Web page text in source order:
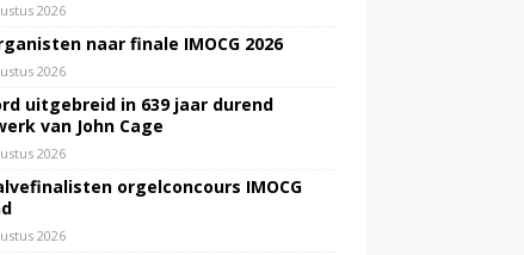
2026
naar finale IMOCG 2026
2026
uitgebreid in 639 jaar durend
van John Cage
2026
orgelconcours IMOCG
2026